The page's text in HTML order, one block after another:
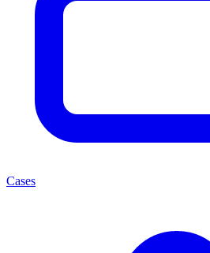
Cases